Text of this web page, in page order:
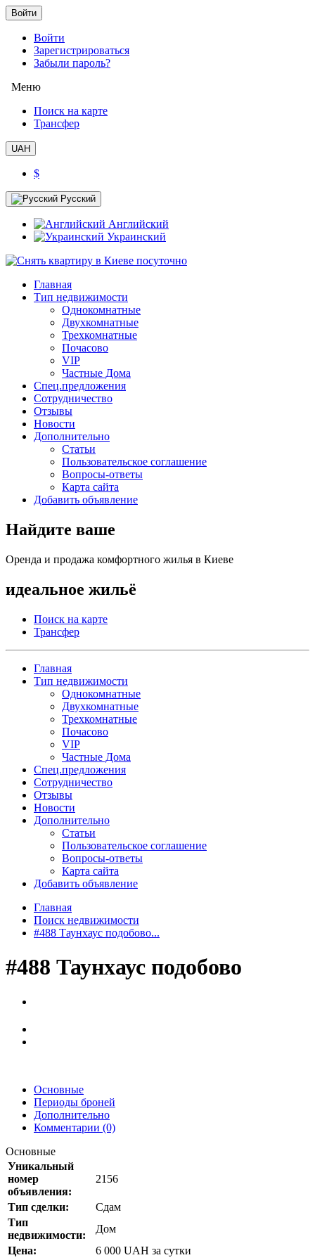
Войти
Войти
Зарегистрироваться
Забыли пароль?
Меню
Поиск на карте
Трансфер
UAH
$
Русский
Английский
Украинский
Главная
Тип недвижимости
Однокомнатные
Двухкомнатные
Трехкомнатные
Почасово
VIP
Частные Дома
Спец.предложения
Сотрудничество
Отзывы
Новости
Дополнительно
Статьи
Пользовательское соглашение
Вопросы-ответы
Карта сайта
Добавить объявление
Найдите ваше
Оренда и продажа комфортного жилья в Киеве
идеальное жильё
Поиск на карте
Трансфер
Главная
Тип недвижимости
Однокомнатные
Двухкомнатные
Трехкомнатные
Почасово
VIP
Частные Дома
Спец.предложения
Сотрудничество
Отзывы
Новости
Дополнительно
Статьи
Пользовательское соглашение
Вопросы-ответы
Карта сайта
Добавить объявление
Главная
Поиск недвижимости
#488 Таунхаус подобово...
#488 Таунхаус подобово
Основные
Периоды броней
Дополнительно
Комментарии (0)
Основные
Уникальный
номер
объявления:
2156
Тип сделки:
Сдам
Тип
недвижимости:
Дом
Цена:
6 000 UAH за сутки